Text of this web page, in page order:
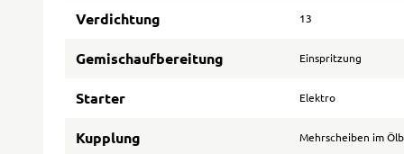
Verdichtung 13
Gemischaufbereitung Einspritzung
Starter Elektro
Kupplung Mehrscheiben im